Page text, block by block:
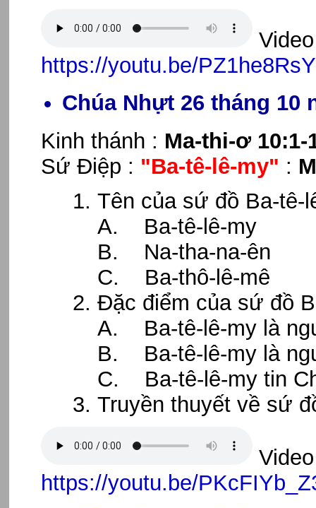
https://youtu.be/
Chúa Nhựt 26 tháng 10
Kinh thánh : Ma-thi-ơ 10:1-
Sứ Điệp : "Ba-tê-lê-my" :
Tên của sứ đồ Ba-tê-
A. Ba-tê-lê-my
B. Na-tha-na-ên
C. Ba-thô-lê-mê
Đặc điểm của sứ đồ
A. Ba-tê-lê-my là
B. Ba-tê-lê-my là
C. Ba-tê-lê-my tin
Truyền thuyết về sứ
https://youtu.be/